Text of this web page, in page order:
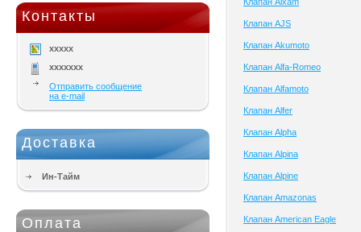
Контакты
xxxxx
xxxxxxx
Отправить сообщение
на e-mail
Доставка
Ин-Тайм
Оплата
Клапан AJS
Клапан Akumoto
Клапан Alfa-Romeo
Клапан Alfamoto
Клапан Alfer
Клапан Alpha
Клапан Alpina
Клапан Alpine
Клапан Amazonas
Клапан American Eagle